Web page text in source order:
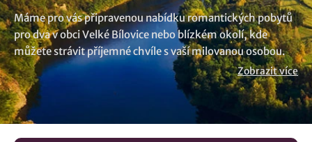
Máme pro vás připravenou nabídku romantických pobytů
pro dva v obci Velké Bílovice nebo blízkém okolí, kde
můžete strávit příjemné chvíle s vaší milovanou osobou.
Pokud hledáte dovolenou, místo, kde strávíte oslavu
výročí nebo chcete prostě jen tak někam vyrazit, třeba na
Valentýna, abyste si užili vzácný čas ve dvou, u nás si
vyberete. Nenašli jste to co hledáte? Prozkoumejte další
tipy naubytování v lokalitě Velké Bílovice..
Zobrazit více